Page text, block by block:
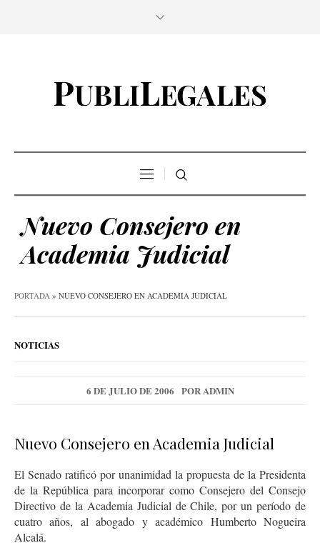
Nuevo Consejero en
Academia Judicial
PORTADA » NUEVO CONSEJERO EN ACADEMIA JUDICIAL
NOTICIAS
6 DE JULIO DE 2006 POR ADMIN
Nuevo Consejero en Academia Judicial
El Senado ratificó por unanimidad la propuesta de la Presidenta
de la República para incorporar como Consejero del Consejo
Directivo de la Academia Judicial de Chile, por un período de
cuatro años, al abogado y académico Humberto Nogueira
Alcalá.